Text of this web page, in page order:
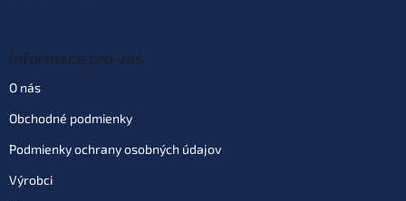
Informace pro vás
O nás
Obchodné podmienky
Podmienky ochrany osobných údajov
Výrobci